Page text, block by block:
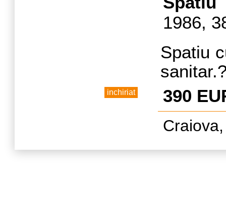
inchiriat
1986,
Spatiu
Acces
300 m
salon.
390